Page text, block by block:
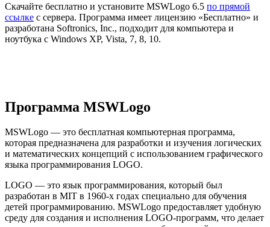
Скачайте бесплатно и установите MSWLogo 6.5 по прямой
ссылке с сервера. Программа имеет лицензию «Бесплатно» и
разработана Softronics, Inc., подходит для компьютера и
ноутбука с Windows XP, Vista, 7, 8, 10.
Программа MSWLogo
MSWLogo — это бесплатная компьютерная программа,
которая предназначена для разработки и изучения логических
и математических концепций с использованием графического
языка программирования LOGO.
LOGO — это язык программирования, который был
разработан в MIT в 1960-х годах специально для обучения
детей программированию. MSWLogo предоставляет удобную
среду для создания и исполнения LOGO-программ, что делает